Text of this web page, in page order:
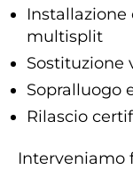
multisplit
Sostituzione
Sopralluogo
Rilascio
Interveniamo